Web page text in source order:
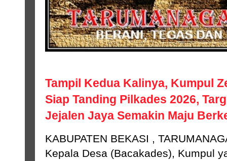
Tampil Kedua Kalinya, Kumpul
Siap Tanding Pilkades 2026,
Jejalen Jaya Semakin Maju
KABUPATEN BEKASI ,
Kepala Desa (Bacakades), Kumpul